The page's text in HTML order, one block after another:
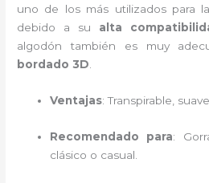
uno de los más utilizados para
debido a su alta
algodón también es muy
bordado 3D
Ventajas: Transpirable,
Recomendado para:
clásico o casual.